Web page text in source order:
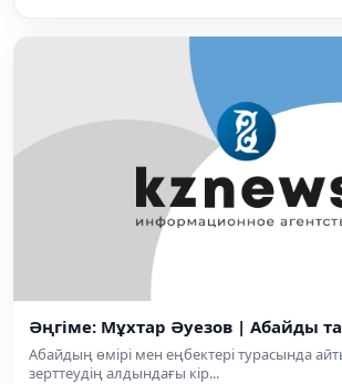
Әңгіме: Мұхтар Әуезов | Абайды
Абайдың өмірі мен еңбектері турасында
зерттеудің алдындағы кір...